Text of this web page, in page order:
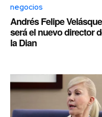
negocios
Andrés Felipe
será el nuevo director
la Dian